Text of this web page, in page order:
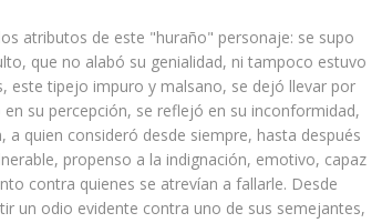
atributos de este "huraño" personaje: se supo
que no alabó su genialidad, ni tampoco estuvo
este tipejo impuro y malsano, se dejó llevar por
su percepción, se reflejó en su inconformidad,
quien consideró desde siempre, hasta después
propenso a la indignación, emotivo, capaz
contra quienes se atrevían a fallarle. Desde
un odio evidente contra uno de sus semejantes,